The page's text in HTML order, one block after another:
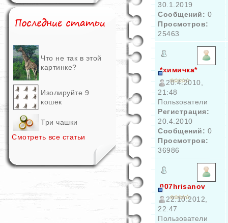
Что не так в этой
картинке?
Изолируйте 9
кошек
Три чашки
Смотреть все статьи
30.1.2019
Сообщений: 0
Просмотров:
25463
*химичка*
20.4.2010,
21:48
Пользователи
Регистрация:
20.4.2010
Сообщений: 0
Просмотров:
36986
007hrisanov
22.10.2012,
22:47
Пользователи